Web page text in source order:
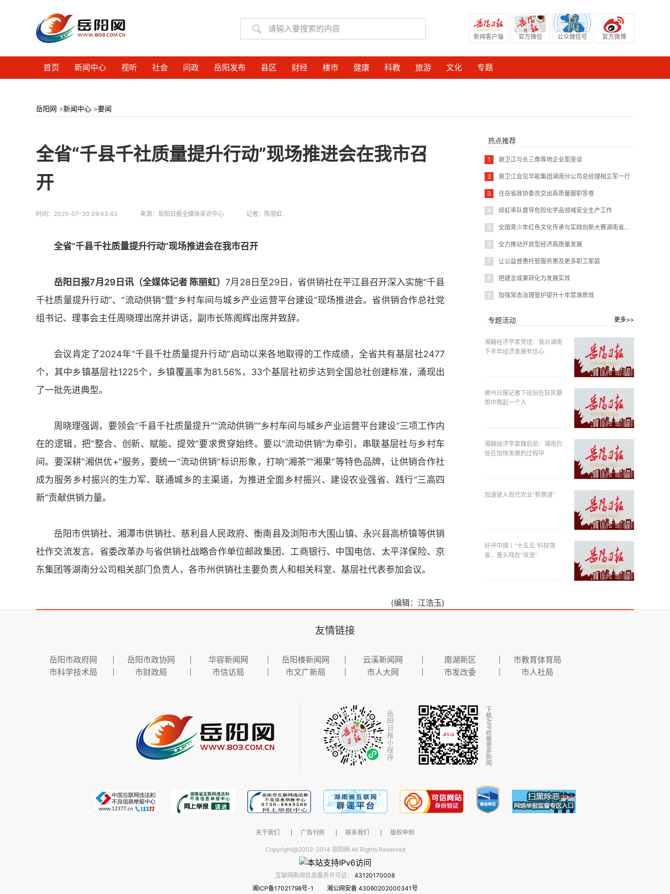
新闻客户端 官方微信 公众微信号 官方微博
首页 新闻中心 视听 社会 问政 岳阳发布 县区 财经 楼市 健康 科教 旅游 文化 专题
岳阳网 >新闻中心 >要闻
全省“千县千社质量提升行动”现场推进会在我市召
开
时间： 2025-07-30 09:43:43 来源： 岳阳日报全媒体采访中心 记者： 陈丽虹
全省“千县千社质量提升行动”现场推进会在我市召开
岳阳日报7月29日讯（全媒体记者 陈丽虹）7月28日至29日，省供销社在平江县召开深入实施“千县
千社质量提升行动”、“流动供销”暨“乡村车间与城乡产业运营平台建设”现场推进会。省供销合作总社党
组书记、理事会主任周晓理出席并讲话，副市长陈阁辉出席并致辞。
会议肯定了2024年“千县千社质量提升行动”启动以来各地取得的工作成绩，全省共有基层社2477
个，其中乡镇基层社1225个，乡镇覆盖率为81.56%，33个基层社初步达到全国总社创建标准，涌现出
了一批先进典型。
周晓理强调，要领会“千县千社质量提升”“流动供销”“乡村车间与城乡产业运营平台建设”三项工作内
在的逻辑，把“整合、创新、赋能、提效”要求贯穿始终。要以“流动供销”为牵引，串联基层社与乡村车
间。要深耕“湘供优+”服务，要统一“流动供销”标识形象，打响“湘茶”“湘果”等特色品牌，让供销合作社
成为服务乡村振兴的生力军、联通城乡的主渠道，为推进全面乡村振兴、建设农业强省、践行“三高四
新”贡献供销力量。
岳阳市供销社、湘潭市供销社、慈利县人民政府、衡南县及浏阳市大围山镇、永兴县高桥镇等供销
社作交流发言。省委改革办与省供销社战略合作单位邮政集团、工商银行、中国电信、太平洋保险、京
东集团等湖南分公司相关部门负责人，各市州供销社主要负责人和相关科室、基层社代表参加会议。
(编辑：江浩玉)
热点推荐
1 谢卫江与长三角等地企业家座谈
2 谢卫江会见华能集团湖南分公司总经理相立军一行
3 住岳省政协委员交出高质量履职答卷
4 邱虹率队督导危险化学品领域安全生产工作
5 全国青少年红色文化传承与实践创新大赛湖南省赛在岳阳圆满闭幕
6 全力推动开放型经济高质量发展
7 让公益普惠托管服务惠及更多职工家庭
8 把建言成果转化为发展实效
9 加强常态治理管护提升十年禁渔质效
专题活动 更多>>
湘籍经济学家贺铿：我对湖南
下半年经济发展有信心
郴州日报记者下班后在狂风暴
雨中救起一个人
湘籍经济学家魏后凯：湖南仍
处在加快发展的过程中
加速驶入现代农业“新赛道”
好评中国丨“十五五”科技强
省，重头戏在“攻坚”
友情链接
岳阳市政府网 岳阳市政协网 华容新闻网 岳阳楼新闻网 云溪新闻网 南湖新区
市教育体育局
市科学技术局
市财政局 市信访局 市文广新局 市人大网 市发改委 市人社局
关于我们 广告刊例 联系我们 版权申明
Copyright@2002-2014 岳阳网 All Rights Reserved
互联网新闻信息服务许可证： 43120170008
湘ICP备17021798号-1
湘公网安备 43060202000341号